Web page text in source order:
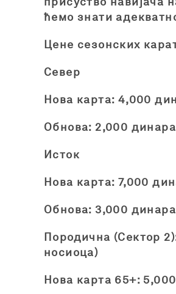
ћемо знати
Цене сезонских
Север
Нова карта: 4,000
Обнова: 2,000 динара
Исток
Нова карта: 7,000
Обнова: 3,000 динара
Породична (Сектор
носиоца)
Нова карта 65+: